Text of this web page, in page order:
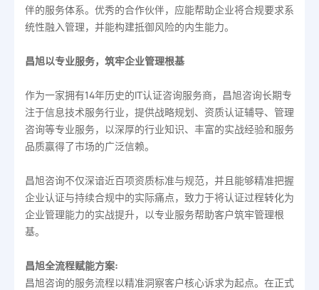
伴的服务体系。优秀的合作伙伴，应能帮助企业将合规要求系
统性融入管理，并能构建抵御风险的内生能力。
昌旭以专业服务，筑牢企业管理根基
作为一家拥有14年历史的IT认证咨询服务商，昌旭咨询长期专
注于信息技术服务行业，提供战略规划、资质认证辅导、管理
咨询等专业服务，以深厚的行业知识、丰富的实战经验和服务
品质赢得了市场的广泛信赖。
昌旭咨询不仅深谙近百项资质标准与规范，并且能够精准把握
企业认证与持续合规中的实际痛点，致力于将认证过程转化为
企业管理能力的实战提升，以专业服务帮助客户筑牢管理根
基。
昌旭全流程赋能方案:
昌旭咨询的服务流程以精准洞察客户核心诉求为起点。在正式